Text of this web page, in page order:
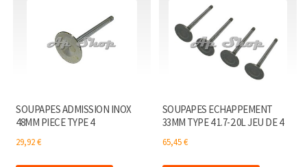
SOUPAPES ADMISSION INOX
48MM PIECE TYPE 4
29,92€
SOUPAPES ECHAPPEMENT
33MM TYPE 4 1.7-2.0L JEU DE 4
65,45€